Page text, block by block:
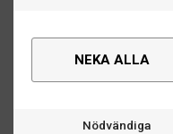
NEKA ALLA
Nödvändiga